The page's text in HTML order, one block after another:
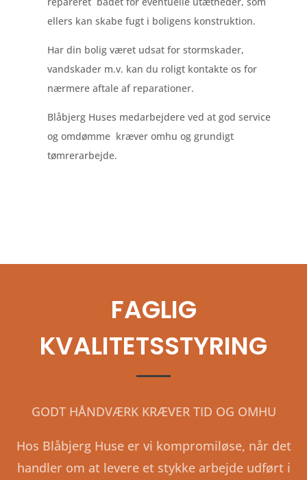
ellers kan skabe fugt i boligens konstruktion.
Har din bolig været udsat for stormskader,
vandskader m.v. kan du roligt kontakte os for
nærmere aftale af reparationer.
Blåbjerg Huses medarbejdere ved at god service
og omdømme kræver omhu og grundigt
tømrerarbejde.
FAGLIG
KVALITETSSTYRING
GODT HÅNDVÆRK KRÆVER TID OG OMHU
Hos Blåbjerg Huse er vi kompromiløse, når det
handler om at levere et stykke arbejde udført i